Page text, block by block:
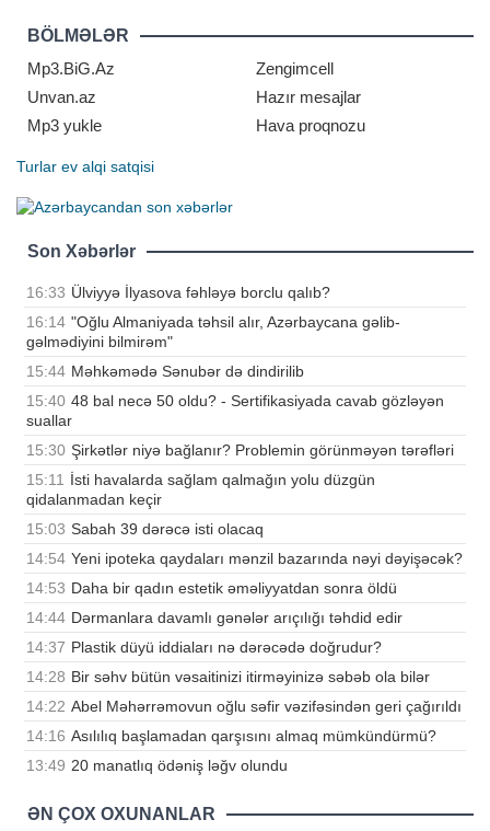
"Sputnik" agentliyi məlumat yayıb.
Paşinyan qeyd edib ki,
vətəndaşlardan hazırd
BÖLMƏLƏR
Mp3.BiG.Az
Zengimcell
Unvan.az
Hazır mesajlar
Mp3 yukle
Hava proqnozu
Turlar ev alqi satqisi
Son Xəbərlər
16:33 Ülviyyə İlyasova fəhləyə borclu qalıb?
16:14 "Oğlu Almaniyada təhsil alır, Azərbaycana gəlib-
gəlmədiyini bilmirəm"
15:44 Məhkəmədə Sənubər də dindirilib
15:40 48 bal necə 50 oldu? - Sertifikasiyada cavab gözləyən
suallar
15:30 Şirkətlər niyə bağlanır? Problemin görünməyən tərəfləri
15:11 İsti havalarda sağlam qalmağın yolu düzgün
qidalanmadan keçir
15:03 Sabah 39 dərəcə isti olacaq
14:54 Yeni ipoteka qaydaları mənzil bazarında nəyi dəyişəcək?
14:53 Daha bir qadın estetik əməliyyatdan sonra öldü
14:44 Dərmanlara davamlı gənələr arıçılığı təhdid edir
14:37 Plastik düyü iddiaları nə dərəcədə doğrudur?
14:28 Bir səhv bütün vəsaitinizi itirməyinizə səbəb ola bilər
14:22 Abel Məhərrəmovun oğlu səfir vəzifəsindən geri çağırıldı
14:16 Asılılıq başlamadan qarşısını almaq mümkündürmü?
13:49 20 manatlıq ödəniş ləğv olundu
ƏN ÇOX OXUNANLAR